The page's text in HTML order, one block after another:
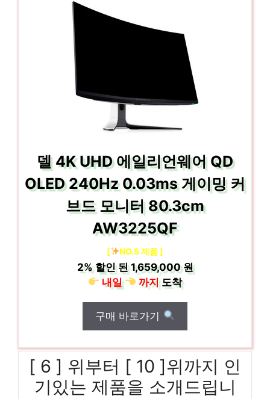
델 4K UHD 에일리언웨어 QD
OLED 240Hz 0.03ms 게이밍 커
브드 모니터 80.3cm
AW3225QF
[ NO.5 제품 ]
2%할인 된1,659,000 원
내일
까지도착
구매 바로가기
[ 6 ] 위부터 [ 10 ]위까지 인
기있는 제품을 소개드립니